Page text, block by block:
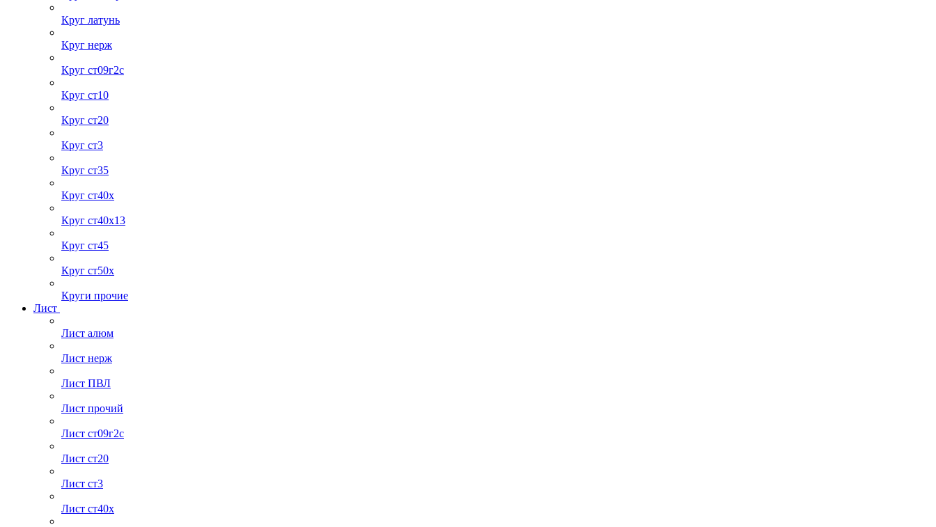
Круг латунь
Круг нерж
Круг ст09г2с
Круг ст10
Круг ст20
Круг ст3
Круг ст35
Круг ст40х
Круг ст40х13
Круг ст45
Круг ст50х
Круги прочие
Лист
Лист алюм
Лист нерж
Лист ПВЛ
Лист прочий
Лист ст09г2с
Лист ст20
Лист ст3
Лист ст40х